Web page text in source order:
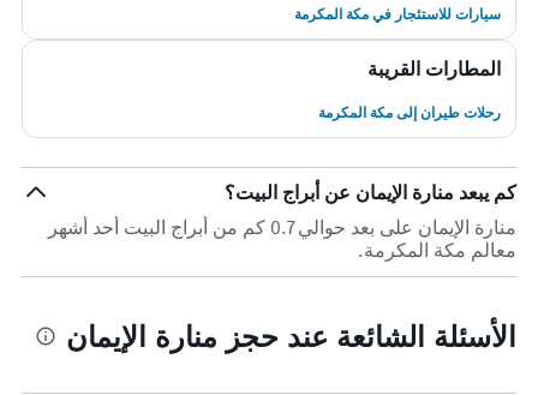
سيارات للاستئجار في مكة المكرمة
المطارات القريبة
رحلات طيران إلى مكة المكرمة
كم يبعد منارة الإيمان عن أبراج البيت؟
منارة الإيمان على بعد حوالي 0.7 كم من أبراج البيت أحد أشهر
معالم مكة المكرمة.
الأسئلة الشائعة عند حجز منارة الإيمان